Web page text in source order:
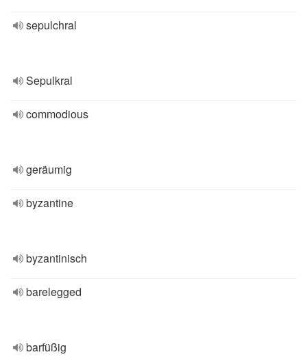
sepulchral
Sepulkral
commodious
geräumig
byzantine
byzantinisch
barelegged
barfüßig